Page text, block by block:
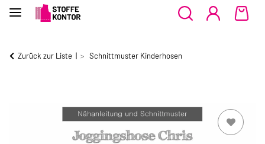
Zurück zur Liste Schnittmuster Kinderhosen